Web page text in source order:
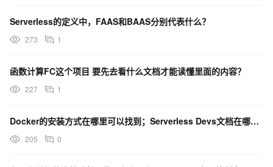
Serverless的定义中，FAAS和BAAS分别代表什么？
273 1
函数计算FC这个项目 要先去看什么文档才能读懂里面的内容？
227 1
Docker的安装方式在哪里可以找到；Serverless Devs文档在哪里可以找到？
205 0